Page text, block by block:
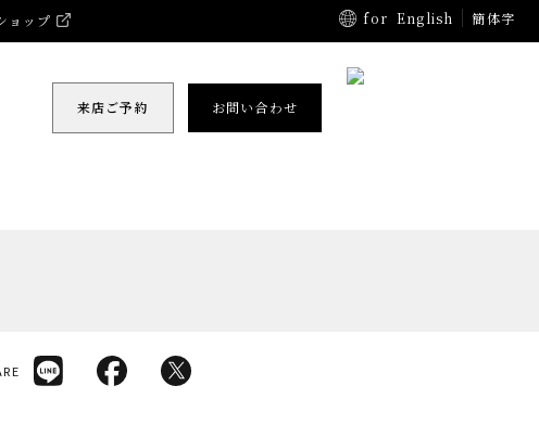
ョップ for English 簡体字
来店ご予約 お問い合わせ